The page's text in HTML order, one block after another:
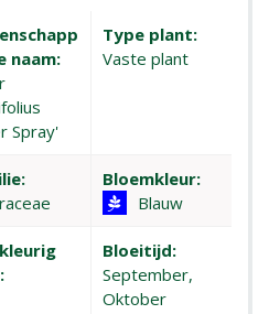
naam:
Spray'
Type plant:
Vaste plant
Bloemkleur:
Blauw
Bloeitijd:
September,
Oktober